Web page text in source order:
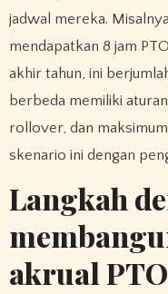
jadwal mereka.
mendapatkan 8 jam
akhir tahun, ini
berbeda memiliki
rollover, dan
skenario ini dengan
Langkah
akrual